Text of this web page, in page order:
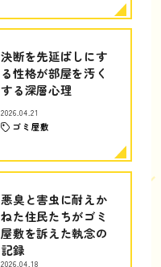
決断を先延ばしにす
る性格が部屋を汚く
する深層心理
2026.04.21
ゴミ屋敷
悪臭と害虫に耐えか
ねた住民たちがゴミ
屋敷を訴えた執念の
記録
2026.04.18